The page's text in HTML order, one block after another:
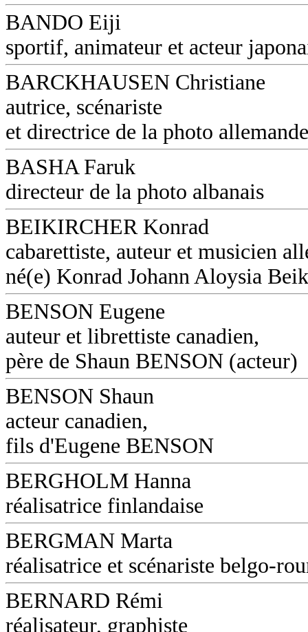
BANDO Eiji
sportif, animateur et acteur
BARCKHAUSEN Christiane
autrice, scénariste
et directrice de la photo allemande
BASHA Faruk
directeur de la photo albanais
BEIKIRCHER Konrad
cabarettiste, auteur et musicien
né(e) Konrad Johann Aloysia
BENSON Eugene
auteur et librettiste canadien,
père de Shaun BENSON (acteur)
BENSON Shaun
acteur canadien,
fils d'Eugene BENSON
BERGHOLM Hanna
réalisatrice finlandaise
BERGMAN Marta
réalisatrice et scénariste belgo-
BERNARD Rémi
réalisateur, graphiste